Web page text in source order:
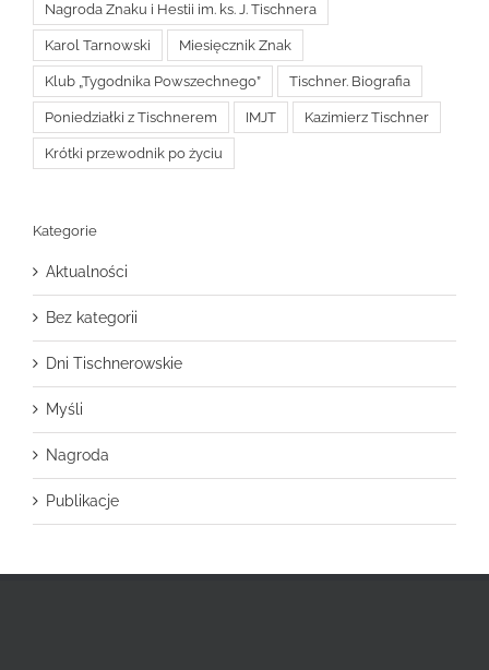
Nagroda Znaku i Hestii im. ks. J. Tischnera
Karol Tarnowski Miesięcznik Znak
Klub „Tygodnika Powszechnego” Tischner. Biografia
Poniedziałki z Tischnerem IMJT Kazimierz Tischner
Krótki przewodnik po życiu
Kategorie
Aktualności
Bez kategorii
Dni Tischnerowskie
Myśli
Nagroda
Publikacje